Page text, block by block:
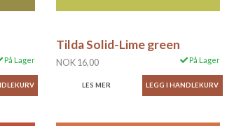
På Lager
Tilda Solid-Lime green
NOK 16,00 På Lager
LES MER